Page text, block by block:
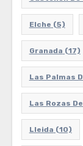
Elche (5)
Granada (17)
Las Palmas
Las Rozas
Lleida (10)